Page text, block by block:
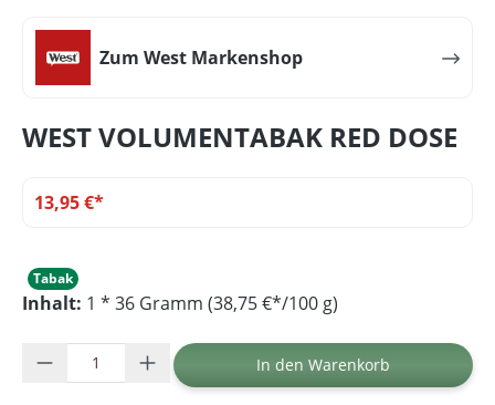
Zum West Markenshop
WEST VOLUMENTABAK RED DOSE
13,95 €*
Tabak
Inhalt: 1 * 36 Gramm (38,75 €*/100 g)
Produkt Anzahl: Gib den gewünschten
In den Warenkorb